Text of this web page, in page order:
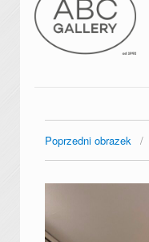
Poprzedni obrazek